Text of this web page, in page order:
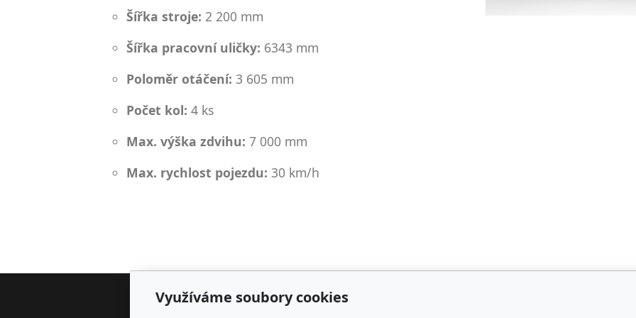
Šířka stroje: 2 200 mm
Šířka pracovní uličky: 6343 mm
Poloměr otáčení: 3 605 mm
Počet kol: 4 ks
Max. výška zdvihu: 7 000 mm
Max. rychlost pojezdu: 30 km/h
Adresa
Využíváme soubory cookies